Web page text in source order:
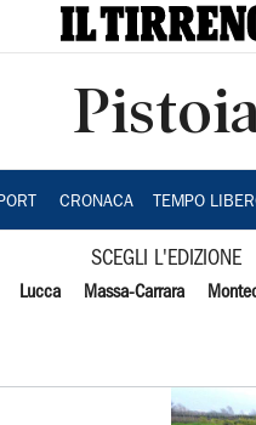
CRONACA TEMPO
SCEGLI L'EDIZIONE
Lucca Massa-Carrara